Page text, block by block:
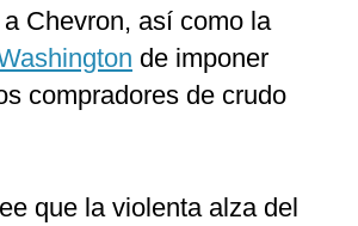
Chevron, así como la
de imponer
compradores de crudo
que la violenta alza del